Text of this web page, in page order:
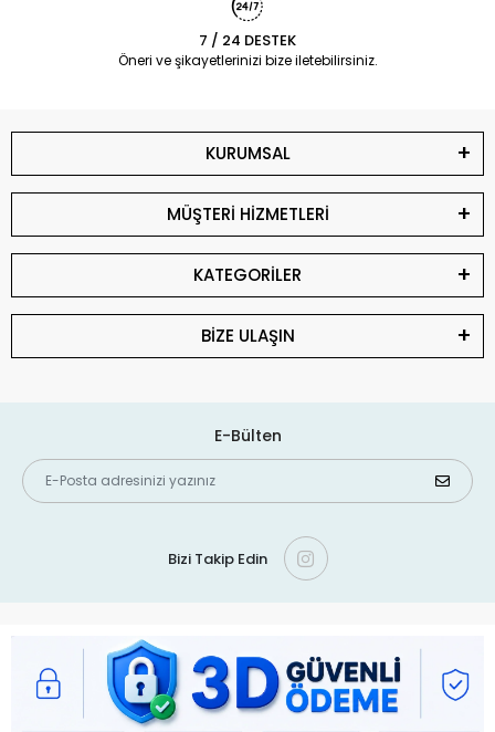
7 / 24 DESTEK
Öneri ve şikayetlerinizi bize iletebilirsiniz.
KURUMSAL
MÜŞTERİ HİZMETLERİ
KATEGORİLER
BİZE ULAŞIN
E-Bülten
Bizi Takip Edin